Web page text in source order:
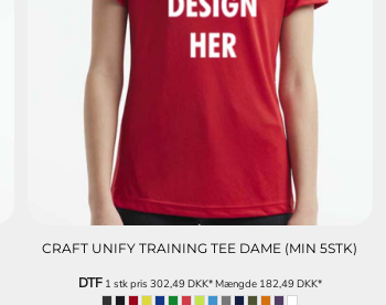
CRAFT UNIFY TRAINING TEE DAME (MIN 5STK)
DTF1 stk pris 302,49DKK*Mængde 182,49DKK*